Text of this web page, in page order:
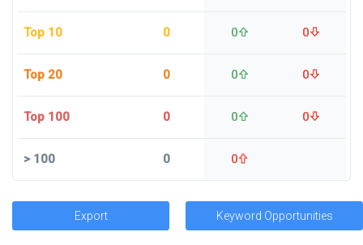
Top 10 0 0 0
Top 20 0 0 0
Top 100 0 0 0
>100 0 0
Export Keyword Opportunities